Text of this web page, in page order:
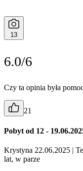
13
6.0/6
Czy ta opinia była
21
Pobyt od 12 -
Krystyna 22.06.2025 |
lat, w parze